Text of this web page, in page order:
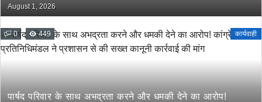
August 1, 2026
0 449 कार्यवाही
पार्षद परिवार के साथ अभद्रता करने और धमकी देने का आरोप!